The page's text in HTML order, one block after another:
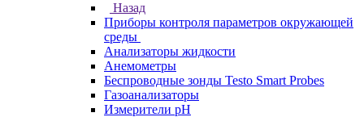
Назад
Приборы контроля параметров окружающей
среды
Анализаторы жидкости
Анемометры
Беспроводные зонды Testo Smart Probes
Газоанализаторы
Измерители pH